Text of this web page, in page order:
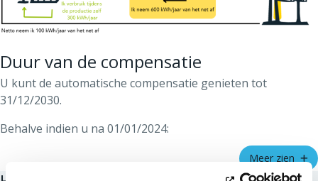
Duur van de compensatie
U kunt de automatische compensatie genieten tot
31/12/2030.
Behalve indien u na 01/01/2024:
: als het totaal
ontwikkelbaar nettovermogen van uw installatie
Meer zien